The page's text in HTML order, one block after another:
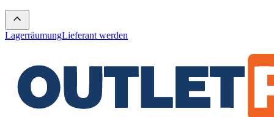
LagerräumungLieferant werden